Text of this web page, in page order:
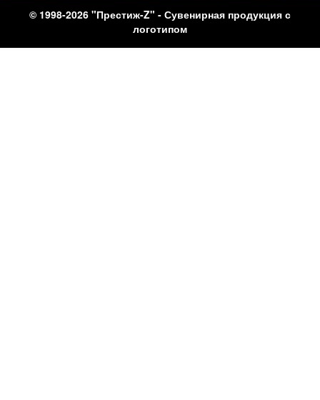
© 1998-2026 "Престиж-Z" - Сувенирная продукция с
логотипом